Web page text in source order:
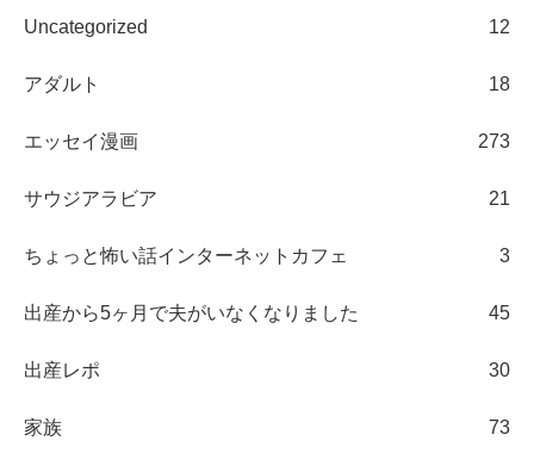
Uncategorized 12
アダルト 18
エッセイ漫画 273
サウジアラビア 21
ちょっと怖い話インターネットカフェ 3
出産から5ヶ月で夫がいなくなりました 45
出産レポ 30
家族 73